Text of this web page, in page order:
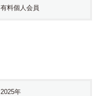
有料個人会員
2025年